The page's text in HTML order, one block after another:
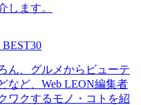
します。
ん、グルメからビューテ
など、Web LEON編集者
ワクするモノ・コトを紹